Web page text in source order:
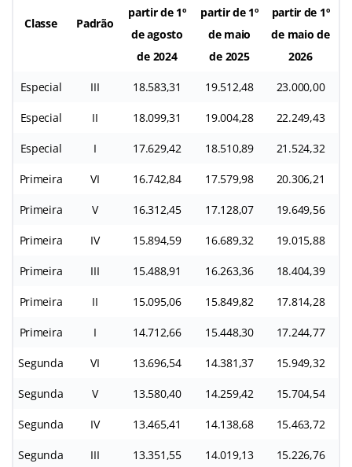
Classe Padrão
partir de 1º
de agosto
de 2024
partir de 1º
de maio
de 2025
partir de 1º
de maio de
2026
Especial III 18.583,31 19.512,48 23.000,00
Especial II 18.099,31 19.004,28 22.249,43
Especial I 17.629,42 18.510,89 21.524,32
Primeira VI 16.742,84 17.579,98 20.306,21
Primeira V 16.312,45 17.128,07 19.649,56
Primeira IV 15.894,59 16.689,32 19.015,88
Primeira III 15.488,91 16.263,36 18.404,39
Primeira II 15.095,06 15.849,82 17.814,28
Primeira I 14.712,66 15.448,30 17.244,77
Segunda VI 13.696,54 14.381,37 15.949,32
Segunda V 13.580,40 14.259,42 15.704,54
Segunda IV 13.465,41 14.138,68 15.463,72
Segunda III 13.351,55 14.019,13 15.226,76